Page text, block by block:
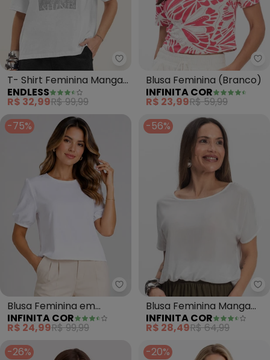
Endless - T- Shirt Feminina
T- Shirt Feminina Manga
Curta (Branco)
ENDLESS
R$ 32,99R$ 99,99
Blusa Feminina (Branco)
INFINITA COR
R$ 23,99R$ 59,99
-75%
Infinita Cor - Blusa Feminina
Blusa Feminina em
Tecido Henera (Branco)
INFINITA COR
R$ 24,99R$ 99,99
-56%
Blusa Feminina Manga
Curta (Branco)
INFINITA COR
R$ 28,49R$ 64,99
-26%
-20%